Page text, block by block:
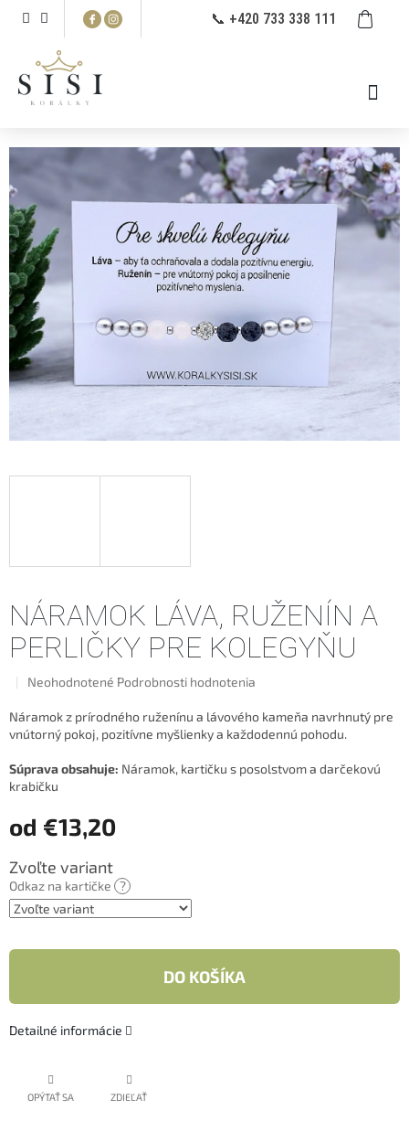
📞 +420 733 338 111
NÁRAMOK LÁVA, RUŽENÍN A
PERLIČKY PRE KOLEGYŇU
Priemerné
produktu
je
z
5
Neohodnotené Podrobnosti hodnotenia
Náramok z prírodného ruženínu a lávového kameňa navrhnutý pre
vnútorný pokoj, pozitívne myšlienky a každodennú pohodu.
Súprava obsahuje: Náramok, kartičku s posolstvom a darčekovú
krabičku
od €13,20
Jednotková
cena:
Zvoľte variant
Odkaz na kartičke ?
DO KOŠÍKA
Detailné informácie
OPÝTAŤ SA ZDIEĽAŤ